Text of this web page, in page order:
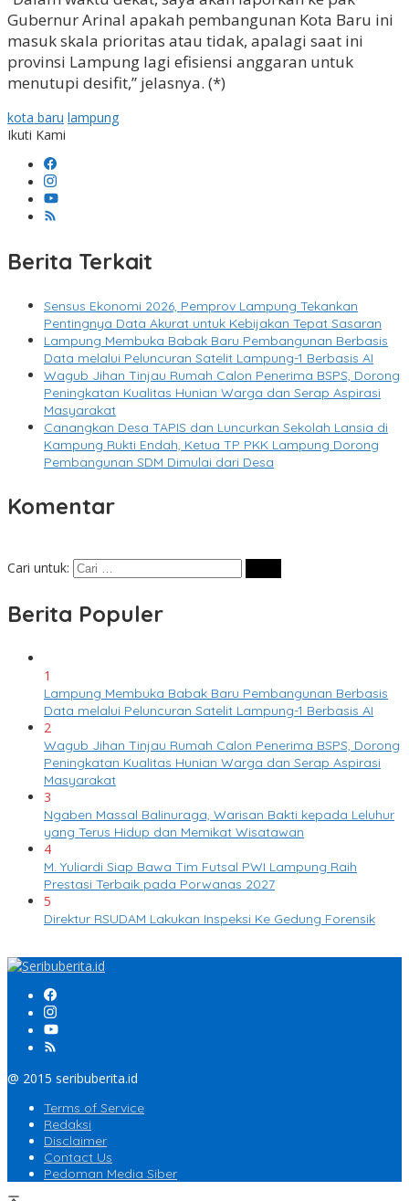
Gubernur Arinal apakah pembangunan Kota Baru ini
masuk skala prioritas atau tidak, apalagi saat ini
provinsi Lampung lagi efisiensi anggaran untuk
menutupi desifit,” jelasnya. (*)
kota baru lampung
Ikuti Kami
Berita Terkait
Sensus Ekonomi 2026, Pemprov Lampung Tekankan
Pentingnya Data Akurat untuk Kebijakan Tepat Sasaran
Lampung Membuka Babak Baru Pembangunan Berbasis
Data melalui Peluncuran Satelit Lampung-1 Berbasis AI
Wagub Jihan Tinjau Rumah Calon Penerima BSPS, Dorong
Peningkatan Kualitas Hunian Warga dan Serap Aspirasi
Masyarakat
Canangkan Desa TAPIS dan Luncurkan Sekolah Lansia di
Kampung Rukti Endah, Ketua TP PKK Lampung Dorong
Pembangunan SDM Dimulai dari Desa
Komentar
Cari untuk:
Berita Populer
1
Lampung Membuka Babak Baru Pembangunan Berbasis
Data melalui Peluncuran Satelit Lampung-1 Berbasis AI
2
Wagub Jihan Tinjau Rumah Calon Penerima BSPS, Dorong
Peningkatan Kualitas Hunian Warga dan Serap Aspirasi
Masyarakat
3
Ngaben Massal Balinuraga, Warisan Bakti kepada Leluhur
yang Terus Hidup dan Memikat Wisatawan
4
M. Yuliardi Siap Bawa Tim Futsal PWI Lampung Raih
Prestasi Terbaik pada Porwanas 2027
5
Direktur RSUDAM Lakukan Inspeksi Ke Gedung Forensik
@ 2015 seribuberita.id
Terms of Service
Redaksi
Disclaimer
Contact Us
Pedoman Media Siber